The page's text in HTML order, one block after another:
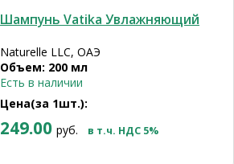
Шампунь Vatika Увлажняющий
Naturelle LLC, ОАЭ
Объем: 200 мл
Есть в наличии
Цена(за 1шт.):
249.00 руб. в т.ч. НДС 5%